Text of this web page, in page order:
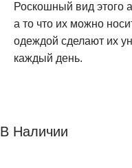
Роскошный вид этого
а то что их можно
одеждой сделают их
каждый день.
В Наличии